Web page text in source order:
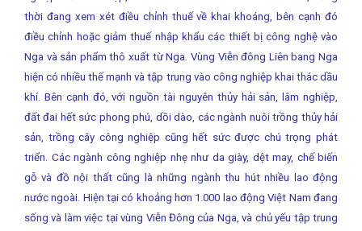
thời đang xem xét điều chỉnh thuế về khai khoáng, bên cạnh đó
điều chỉnh hoặc giảm thuế nhập khẩu các thiết bị công nghệ vào
Nga và sản phẩm thô xuất từ Nga. Vùng Viễn đông Liên bang Nga
hiện có nhiều thế mạnh và tập trung vào công nghiệp khai thác dầu
khí. Bên cạnh đó, với nguồn tài nguyên thủy hải sản, lâm nghiệp,
đất đai hết sức phong phú, dồi dào, các ngành nuôi trồng thủy hải
sản, trồng cây công nghiệp cũng hết sức được chú trọng phát
triển. Các ngành công nghiệp nhẹ như da giày, dệt may, chế biến
gỗ và đồ nội thất cũng là những ngành thu hút nhiều lao động
nước ngoài. Hiện tại có khoảng hơn 1.000 lao động Việt Nam đang
sống và làm việc tại vùng Viễn Đông của Nga, và chủ yếu tập trung